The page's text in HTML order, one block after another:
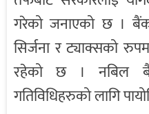
गरेको जनाएको छ । बैंकले
सिर्जना र ट्याक्सको
रहेको छ । नबिल
गतिविधिहरुको लागि